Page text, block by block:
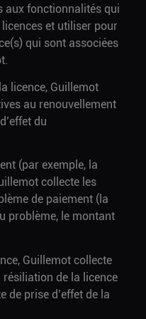
aux fonctionnalités qui
et utiliser pour
qui sont associées
licence, Guillemot
au renouvellement
du
(par exemple, la
collecte les
de paiement (la
problème, le montant
Guillemot collecte
de la licence
de prise d’effet de la